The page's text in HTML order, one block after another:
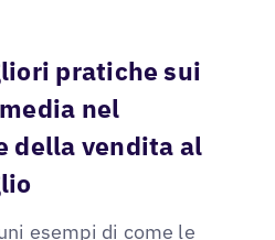
pratiche sui
nel
della vendita al
esempi di come le